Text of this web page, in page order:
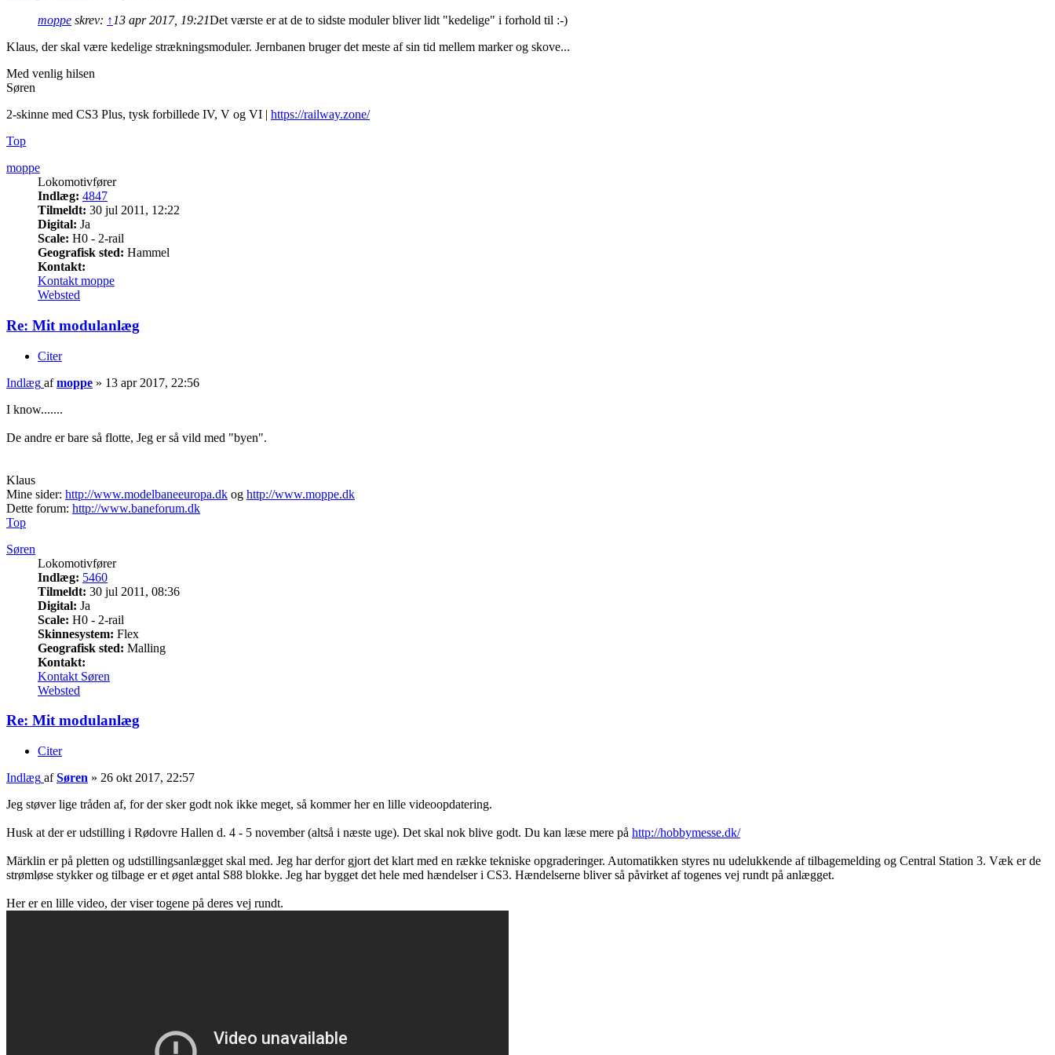
moppe skrev: ↑ 13 apr 2017, 19:21Det værste er at de to sidste moduler bliver lidt "kedelige" i forhold til :-)
Klaus, der skal være kedelige strækningsmoduler. Jernbanen bruger det meste af sin tid mellem marker og skove...
Med venlig hilsen
Søren
2-skinne med CS3 Plus, tysk forbillede IV, V og VI | https://railway.zone/
Top
moppe
Lokomotivfører
Indlæg: 4847
Tilmeldt: 30 jul 2011, 12:22
Digital: Ja
Scale: H0 - 2-rail
Geografisk sted: Hammel
Kontakt:
Kontakt moppe
Websted
Re: Mit modulanlæg
Citer
Indlæg afmoppe » 13 apr 2017, 22:56
I know.......
De andre er bare så flotte, Jeg er så vild med "byen".
Klaus
Mine sider: http://www.modelbaneeuropa.dk og http://www.moppe.dk
Dette forum: http://www.baneforum.dk
Top
Søren
Lokomotivfører
Indlæg: 5460
Tilmeldt: 30 jul 2011, 08:36
Digital: Ja
Scale: H0 - 2-rail
Skinnesystem: Flex
Geografisk sted: Malling
Kontakt:
Kontakt Søren
Websted
Re: Mit modulanlæg
Citer
Indlæg afSøren » 26 okt 2017, 22:57
Jeg støver lige tråden af, for der sker godt nok ikke meget, så kommer her en lille videoopdatering.
Husk at der er udstilling i Rødovre Hallen d. 4 - 5 november (altså i næste uge). Det skal nok blive godt. Du kan læse mere på http://hobbymesse.dk/
Märklin er på pletten og udstillingsanlægget skal med. Jeg har derfor gjort det klart med en række tekniske opgraderinger. Automatikken styres nu udelukkende af tilbagemelding og Central Station 3. Væk er de
strømløse stykker og tilbage er et øget antal S88 blokke. Jeg har bygget det hele med hændelser i CS3. Hændelserne bliver så påvirket af togenes vej rundt på anlægget.
Her er en lille video, der viser togene på deres vej rundt.